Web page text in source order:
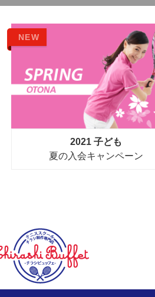
NEW
2021 子ども
夏の入会キャンペーン